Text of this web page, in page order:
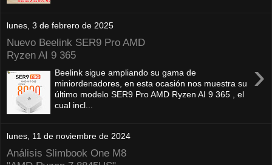
lunes, 3 de febrero de 2025
Nuevo Beelink SER9 Pro AMD
Ryzen AI 9 365
›
Beelink sigue ampliando su gama de
miniordenadores, en esta ocasión nos muestra su
último modelo SER9 Pro AMD Ryzen AI 9 365 , el
cual incl...
lunes, 11 de noviembre de 2024
Análisis Slimbook One M8